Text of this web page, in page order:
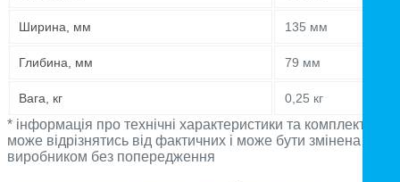
Ширина, мм 135 мм
Глибина, мм 79 мм
Вага, кг 0,25 кг
* інформація про технічні характеристики та комплектацію
може відрізнятись від фактичних і може бути змінена
виробником без попередження